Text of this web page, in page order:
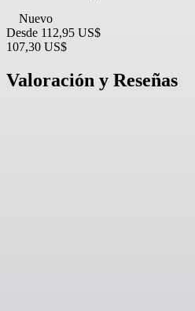
Nuevo
Desde 112,95 US$
107,30 US$
Valoración y Reseñas